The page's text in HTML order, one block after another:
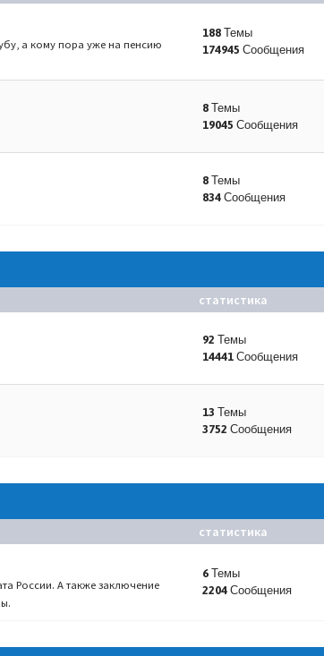
а кому пора уже на пенсию
188 Темы
174945 Сообщения
8 Темы
19045 Сообщения
8 Темы
834 Сообщения
статистика
92 Темы
14441 Сообщения
13 Темы
3752 Сообщения
статистика
России. А также заключение
6 Темы
2204 Сообщения